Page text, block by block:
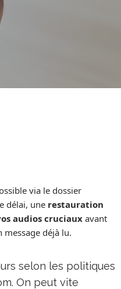
via le dossier
délai, une restauration
audios cruciaux avant
message déjà lu.
selon les politiques
On peut vite